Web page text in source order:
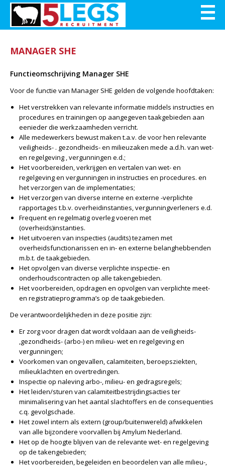
MANAGER SHE
Functieomschrijving Manager SHE
Voor de functie van Manager SHE gelden de volgende hoofdtaken:
Het verstrekken van relevante informatie middels instructies en
procedures en trainingen op aangegeven taakgebieden aan
eenieder die werkzaamheden verricht.
Alle medewerkers bewust maken t.a.v. de voor hen relevante
veiligheids- . gezondheids- en milieuzaken mede a.d.h. van wet-
en regelgeving , vergunningen e.d.;
Het voorbereiden, verkrijgen en vertalen van wet- en
regelgeving en vergunningen in instructies en procedures. en
het verzorgen van de implementaties;
Het verzorgen van diverse interne en externe -verplichte
rapportages t.b.v. overheidinstanties, vergunningverleners e.d.
Frequent en regelmatig overleg voeren met
(overheids)instanties.
Het uitvoeren van inspecties (audits) tezamen met
overheidsfunctionarissen en in- en externe belanghebbenden
m.b.t. de taakgebieden.
Het opvolgen van diverse verplichte inspectie- en
onderhoudscontracten op alle takengebieden.
Het voorbereiden, opdragen en opvolgen van verplichte meet-
en registratieprogramma’s op de taakgebieden.
De verantwoordelijkheden in deze positie zijn:
Er zorg voor dragen dat wordt voldaan aan de veiligheids-
,gezondheids- (arbo-) en milieu- wet en regelgeving en
vergunningen;
Voorkomen van ongevallen, calamiteiten, beroepsziekten,
milieuklachten en overtredingen.
Inspectie op naleving arbo-, milieu- en gedragsregels;
Het leiden/sturen van calamiteitbestrijdingsacties ter
minimalisering van het aantal slachtoffers en de consequenties
c.q. gevolgschade.
Het zowel intern als extern (group/buitenwereld) afwikkelen
van alle bijzondere voorvallen bij Amylum Nederland.
Het op de hoogte blijven van de relevante wet- en regelgeving
op de takengebieden;
Het voorbereiden, begeleiden en beoordelen van alle milieu-,